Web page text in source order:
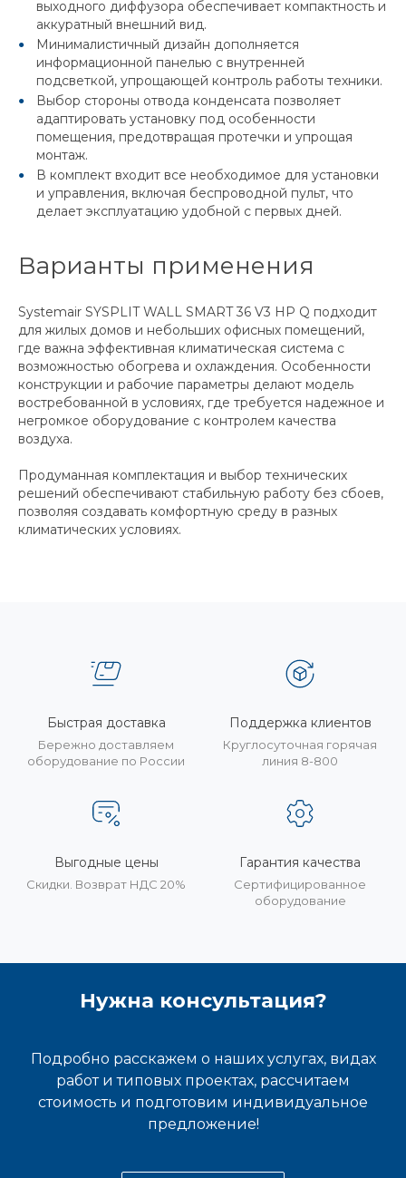
выходного диффузора обеспечивает компактность и
аккуратный внешний вид.
Минималистичный дизайн дополняется
информационной панелью с внутренней
подсветкой, упрощающей контроль работы техники.
Выбор стороны отвода конденсата позволяет
адаптировать установку под особенности
помещения, предотвращая протечки и упрощая
монтаж.
В комплект входит все необходимое для установки
и управления, включая беспроводной пульт, что
делает эксплуатацию удобной с первых дней.
Варианты применения
Systemair SYSPLIT WALL SMART 36 V3 HP Q подходит
для жилых домов и небольших офисных помещений,
где важна эффективная климатическая система с
возможностью обогрева и охлаждения. Особенности
конструкции и рабочие параметры делают модель
востребованной в условиях, где требуется надежное и
негромкое оборудование с контролем качества
воздуха.
Продуманная комплектация и выбор технических
решений обеспечивают стабильную работу без сбоев,
позволяя создавать комфортную среду в разных
климатических условиях.
Быстрая доставка
Бережно доставляем
оборудование по России
Поддержка клиентов
Круглосуточная горячая
линия 8-800
Выгодные цены
Скидки. Возврат НДС 20%
Гарантия качества
Сертифицированное
оборудование
Нужна консультация?
Подробно расскажем о наших услугах, видах
работ и типовых проектах, рассчитаем
стоимость и подготовим индивидуальное
предложение!